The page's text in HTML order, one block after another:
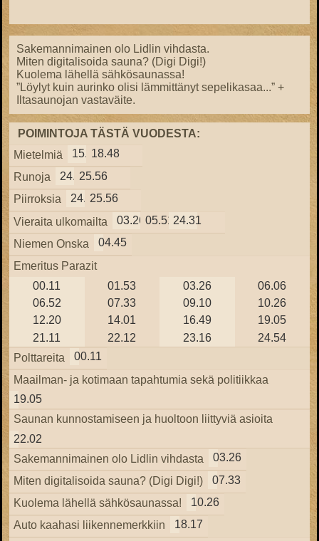
Sakemannimainen olo Lidlin vihdasta.
Miten digitalisoida sauna? (Digi Digi!)
Kuolema lähellä sähkösaunassa!
”Löylyt kuin aurinko olisi lämmittänyt sepelikasaa...” +
Iltasaunojan vastaväite.
POIMINTOJA TÄSTÄ VUODESTA:
Mietelmiä
15.5718.48
Runoja
24.3825.56
Piirroksia
24.3825.56
Vieraita ulkomailta
03.2605.51 24.31
Niemen Onska
04.45
Emeritus Parazit
00.11
01.53 03.26
06.06
06.52
07.33 09.10
10.26
12.20
14.01 16.49
19.05
21.11
22.12 23.16
24.54
Polttareita
00.11
Maailman- ja kotimaan tapahtumia sekä politiikkaa
19.05
Saunan kunnostamiseen ja huoltoon liittyviä asioita
22.02
Sakemannimainen olo Lidlin vihdasta
03.26
Miten digitalisoida sauna? (Digi Digi!)
07.33
Kuolema lähellä sähkösaunassa!
10.26
Auto kaahasi liikennemerkkiin
18.17